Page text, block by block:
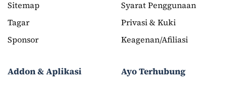
Sitemap
Tagar
Sponsor
Syarat Penggunaan
Privasi & Kuki
Keagenan/Afiliasi
Addon & Aplikasi Ayo Terhubung